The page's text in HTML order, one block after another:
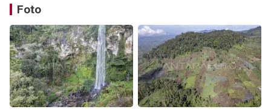
Foto